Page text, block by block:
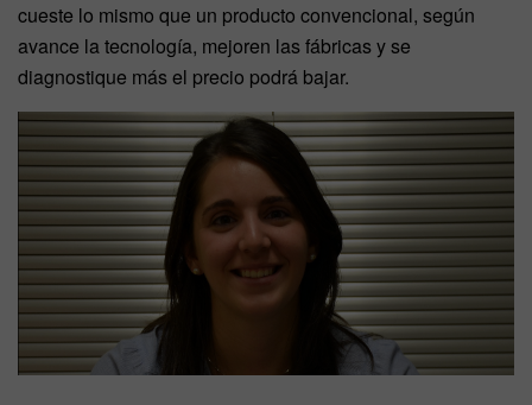
cueste lo mismo que un producto convencional, según
avance la tecnología, mejoren las fábricas y se
diagnostique más el precio podrá bajar.